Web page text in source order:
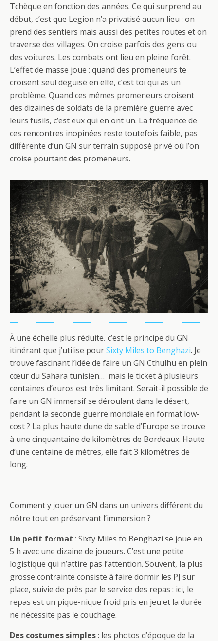
Tchèque en fonction des années. Ce qui surprend au
début, c’est que Legion n’a privatisé aucun lieu : on
prend des sentiers mais aussi des petites routes et on
traverse des villages. On croise parfois des gens ou
des voitures. Les combats ont lieu en pleine forêt.
L’effet de masse joue : quand des promeneurs te
croisent seul déguisé en elfe, c’est toi qui as un
problème. Quand ces mêmes promeneurs croisent
des dizaines de soldats de la première guerre avec
leurs fusils, c’est eux qui en ont un. La fréquence de
ces rencontres inopinées reste toutefois faible, pas
différente d’un GN sur terrain supposé privé où l’on
croise pourtant des promeneurs.
À une échelle plus réduite, c’est le principe du GN
itinérant que j’utilise pourSixty Miles to Benghazi. Je
trouve fascinant l’idée de faire un GN Cthulhu en plein
cœur du Sahara tunisien… mais le ticket à plusieurs
centaines d’euros est très limitant. Serait-il possible de
faire un GN immersif se déroulant dans le désert,
pendant la seconde guerre mondiale en format low-
cost ? La plus haute dune de sable d’Europe se trouve
à une cinquantaine de kilomètres de Bordeaux. Haute
d’une centaine de mètres, elle fait 3 kilomètres de
long.
Comment y jouer un GN dans un univers différent du
nôtre tout en préservant l’immersion ?
Un petit format : Sixty Miles to Benghazi se joue en
5 h avec une dizaine de joueurs. C’est une petite
logistique qui n’attire pas l’attention. Souvent, la plus
grosse contrainte consiste à faire dormir les PJ sur
place, suivie de près par le service des repas : ici, le
repas est un pique-nique froid pris en jeu et la durée
ne nécessite pas le couchage.
Des costumes simples: les photos d’époque de la